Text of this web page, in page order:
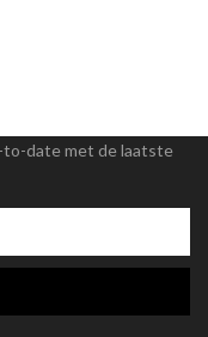
to-date met de laatste